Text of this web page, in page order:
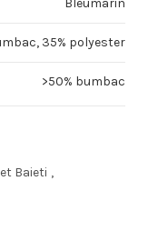
Bleumarin
35% polyester
>50% bumbac
Baieti ,